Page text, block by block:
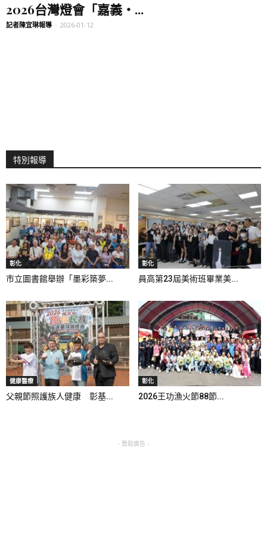
2026台灣燈會「嘉義・...
記者陳宜琳報導 - 2026-01-12
特別報導
彰化
市立圖書館舉辦「墨彩築夢...
彰化
員高第23屆美術班畢業美...
健康醫療
父親節照護族人健康 彰基...
彰化
2026王功漁火節88節...
- 贊助廣告 -